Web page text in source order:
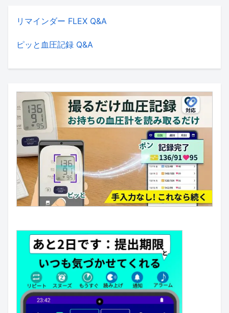
リマインダー FLEX Q&A
ピッと血圧記録 Q&A